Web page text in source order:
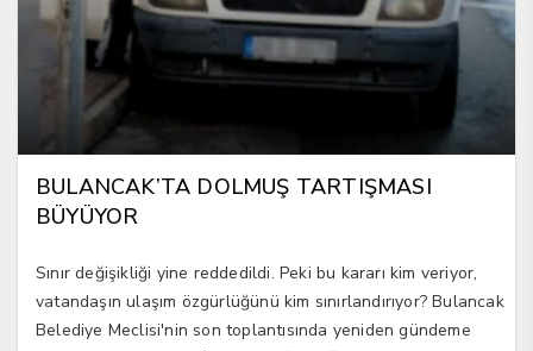
BULANCAK’TA DOLMUŞ TARTIŞMASI
BÜYÜYOR
Sınır değişikliği yine reddedildi. Peki bu kararı kim veriyor,
vatandaşın ulaşım özgürlüğünü kim sınırlandırıyor? Bulancak
Belediye Meclisi'nin son toplantısında yeniden gündeme